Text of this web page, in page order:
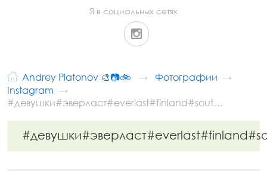
Я в социальных сетях
Andrey Platonov 🎨📷🚲
Фотографии
Instagram
#девушки#эверласт#everlast#finland#sout…